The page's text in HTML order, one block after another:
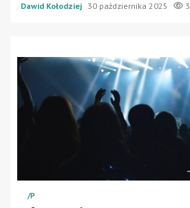
Dawid Kołodziej 30 października 2025
/P